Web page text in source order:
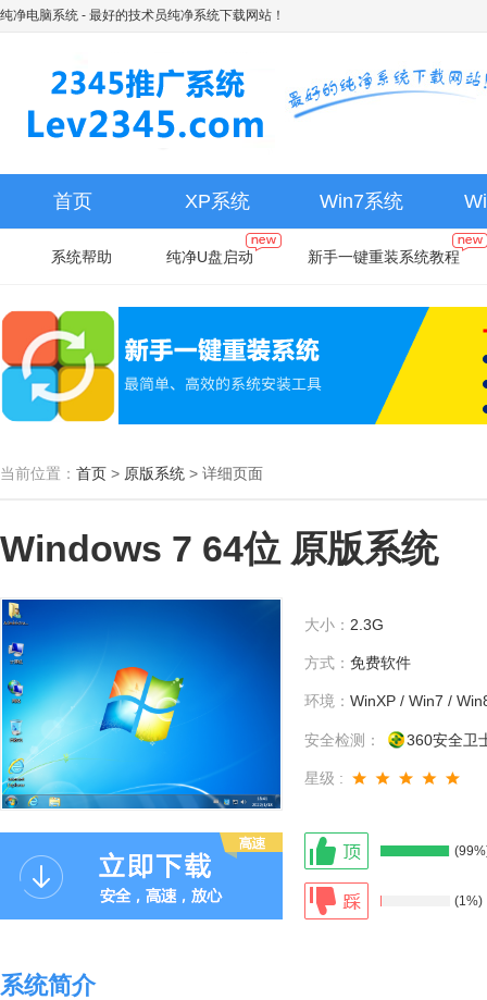
纯净电脑系统 - 最好的技术员纯净系统下载网站！
首页 XP系统 Win7系统
系统帮助 纯净U盘启动 新手一键重装系统教程
当前位置： 首页 > 原版系统 > 详细页面
Windows 7 64位 原版系统
大小： 2.3G
方式： 免费软件
环境： WinXP / Win7 /
安全检测： 360安全卫
星级 :
(1%)
系统简介